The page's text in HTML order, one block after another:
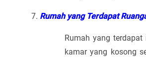
Rumah yang Terdapat
Rumah yang
kamar yang kosong